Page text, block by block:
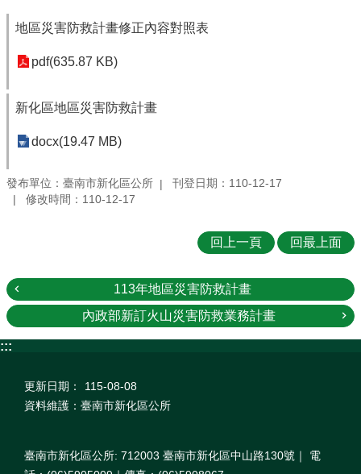
地區災害防救計畫修正內容對照表
pdf(635.87 KB)
新化區地區災害防救計畫
docx(19.47 MB)
發布單位：臺南市新化區公所
刊登日期：110-12-17
修改時間：110-12-17
回上一頁 回最上面
113年地區災害防救計畫
內政部新訂火山災害防救業務計畫
:::
更新日期：
115-08-08
資料維護：臺南市新化區公所
臺南市新化區公所: 712003 臺南市新化區中山路130號｜ 電